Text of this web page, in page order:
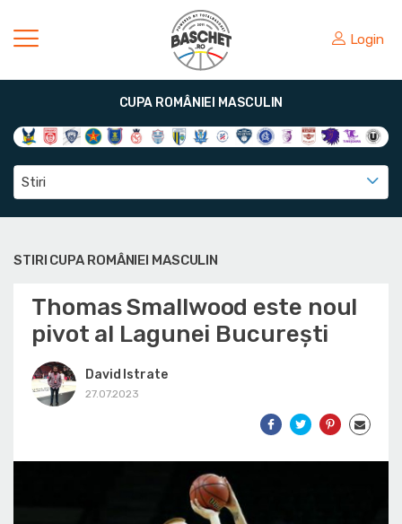
Login
CUPA ROMÂNIEI MASCULIN
Stiri
STIRI CUPA ROMÂNIEI MASCULIN
Thomas Smallwood este noul
pivot al Lagunei București
David Istrate
27.07.2023